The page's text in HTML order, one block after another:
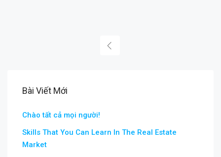
Bài Viết Mới
Chào tất cả mọi người!
Skills That You Can Learn In The Real Estate
Market